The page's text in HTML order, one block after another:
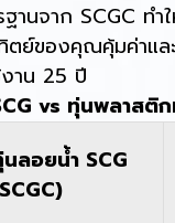
านจาก SCGC ทำ
ย์ของคุณคุ้มค่าแล
าน 25 ปี
vs ทุ่นพลาสติ
ลอยน้ำ SCG